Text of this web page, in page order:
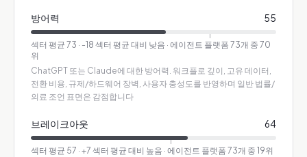
방어력 55
섹터 평균 73 · -18 섹터 평균 대비 낮음 · 에이전트 플랫폼 73개 중 70
위
ChatGPT 또는 Claude에 대한 방어력. 워크플로 깊이, 고유 데이터,
전환 비용, 규제/하드웨어 장벽, 사용자 충성도를 반영하며 일반 법률/
의료 조언 표면은 감점합니다
브레이크아웃 64
섹터 평균 57 · +7 섹터 평균 대비 높음 · 에이전트 플랫폼 73개 중 19위